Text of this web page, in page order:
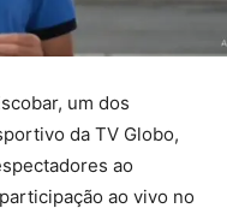
um dos
da TV Globo,
ao
ao vivo no